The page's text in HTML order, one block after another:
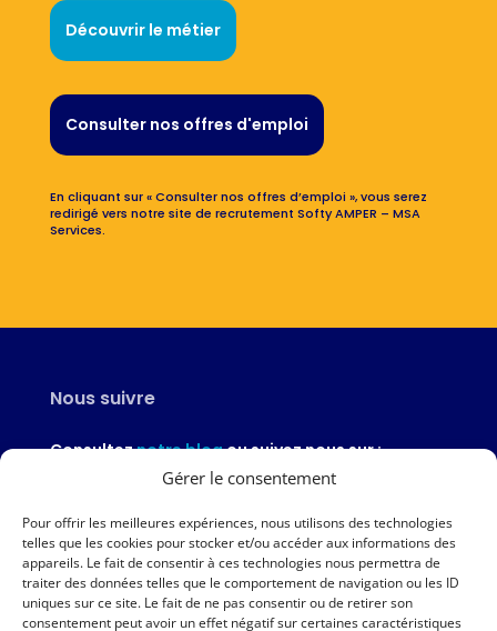
Gérer le consentement
Pour offrir les meilleures expériences, nous utilisons des technologies
telles que les cookies pour stocker et/ou accéder aux informations des
appareils. Le fait de consentir à ces technologies nous permettra de
traiter des données telles que le comportement de navigation ou les ID
uniques sur ce site. Le fait de ne pas consentir ou de retirer son
consentement peut avoir un effet négatif sur certaines caractéristiques
Découvrir le métier
Consulter nos offres d'emploi
En cliquant sur « Consulter nos offres d’emploi », vous serez
redirigé vers notre site de recrutement Softy AMPER – MSA
Services.
Nous suivre
Consulteznotre blogou suivez nous sur :
Nous contacter